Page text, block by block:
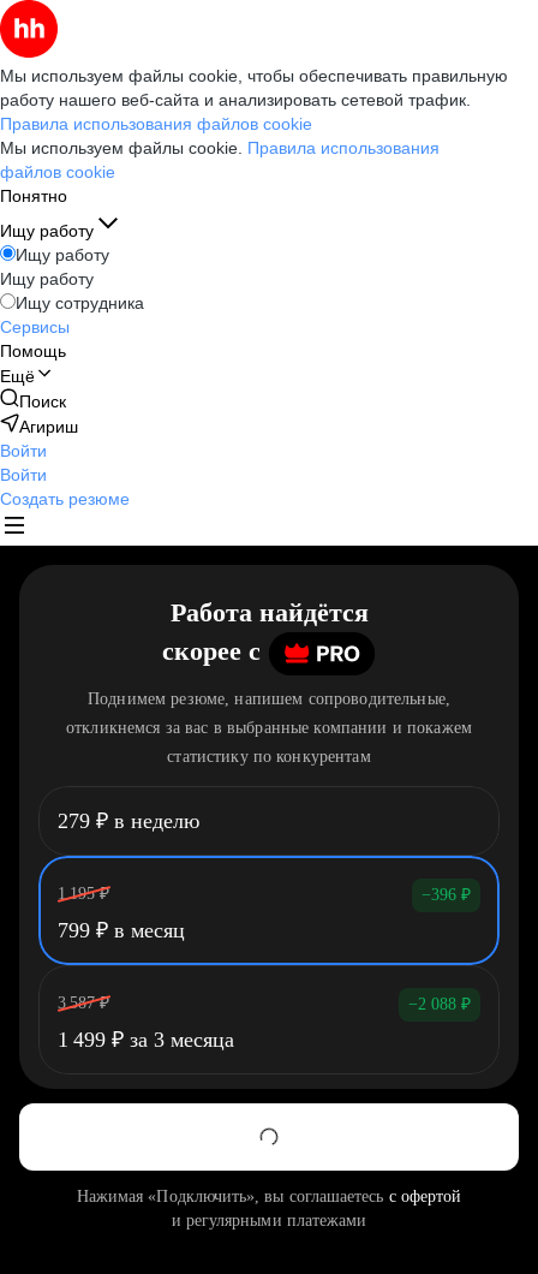
Мы используем файлы cookie, чтобы обеспечивать правильную
работу нашего веб-сайта и анализировать сетевой трафик.
Правила использования файлов cookie
Мы используем файлы cookie. Правила использования
файлов cookie
Понятно
Ищу работу
Ищу работу
Ищу работу
Ищу сотрудника
Сервисы
Помощь
Ещё
Поиск
Агириш
Войти
Войти
Создать резюме
Работа найдётся
скорее c
Поднимем резюме, напишем сопроводительные,
откликнемся за вас в выбранные компании и покажем
статистику по конкурентам
279 ₽ в неделю
1 195 ₽ −396 ₽
799 ₽ в месяц
3 587 ₽ −2 088 ₽
1 499 ₽ за 3 месяца
Нажимая «Подключить», вы соглашаетесь с офертой
и регулярными платежами